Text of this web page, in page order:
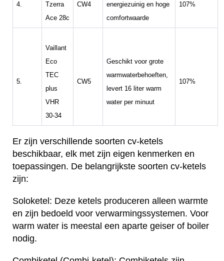
4.
Tzerra
Ace 28c
CW4
energiezuinig en hoge
comfortwaarde
107%
5.
Vaillant
Eco
TEC
plus
VHR
30-34
CW5
Geschikt voor grote
warmwaterbehoeften,
levert 16 liter warm
water per minuut
107%
Er zijn verschillende soorten cv-ketels
beschikbaar, elk met zijn eigen kenmerken en
toepassingen. De belangrijkste soorten cv-ketels
zijn:
Soloketel: Deze ketels produceren alleen warmte
en zijn bedoeld voor verwarmingssystemen. Voor
warm water is meestal een aparte geiser of boiler
nodig.